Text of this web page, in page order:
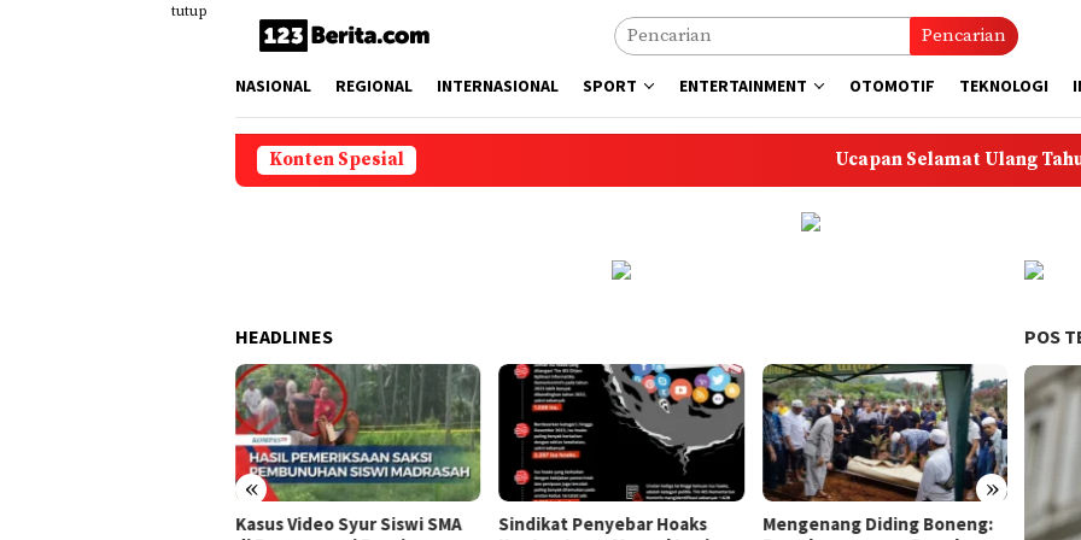
tutup
Pencarian
NASIONAL REGIONAL INTERNASIONAL SPORT ENTERTAINMENT OTOMOTIF TEKNOLOGI
Konten Spesial Ucapan Selamat Ulang Tahun
HEADLINES
« »
Sindikat Penyebar Hoaks
Mengenang Diding Boneng:
Skandal Konten SPG GIIAS:
POS